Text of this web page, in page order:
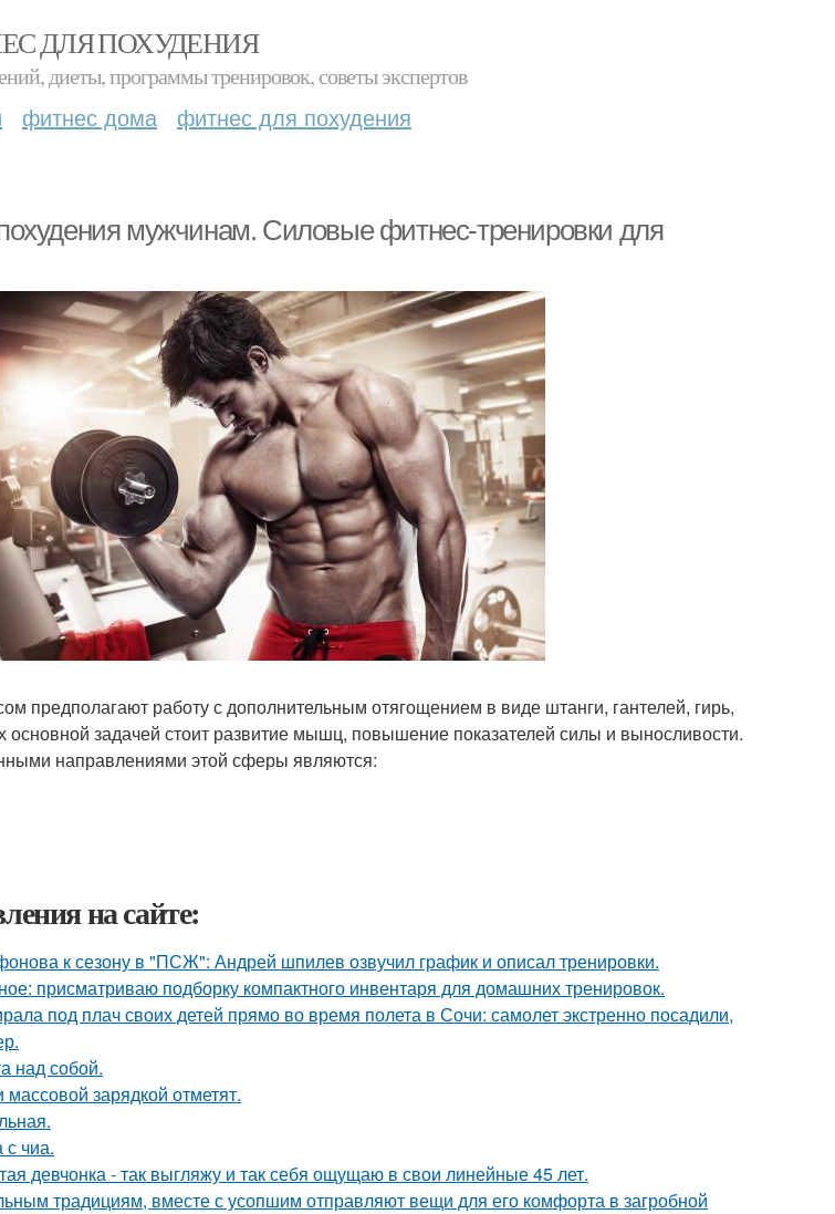
ДЛЯ ПОХУДЕНИЯ
диеты, программы тренировок, советы экспертов
фитнес дома фитнес для похудения
мужчинам. Силовые фитнес-тренировки для
предполагают работу с дополнительным отягощением в виде штанги, гантелей, гирь,
основной задачей стоит развитие мышц, повышение показателей силы и выносливости.
направлениями этой сферы являются:
на сайте:
к сезону в "ПСЖ": Андрей шпилев озвучил график и описал тренировки.
присматриваю подборку компактного инвентаря для домашних тренировок.
под плач своих детей прямо во время полета в Сочи: самолет экстренно посадили,
над собой.
зарядкой отметят.
чиа.
девчонка - так выгляжу и так себя ощущаю в свои линейные 45 лет.
традициям, вместе с усопшим отправляют вещи для его комфорта в загробной